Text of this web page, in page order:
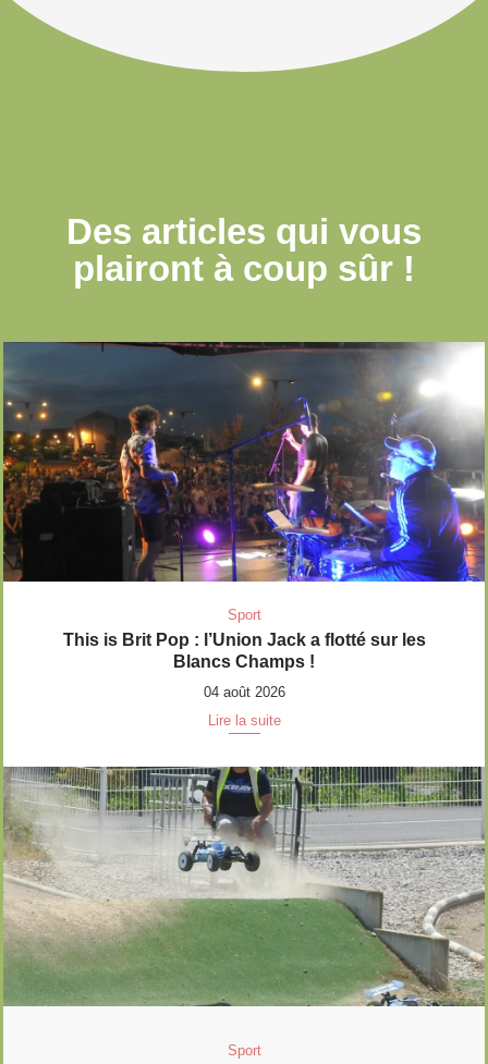
Des articles qui vous
plairont à coup sûr !
Sport
This is Brit Pop : l’Union Jack a flotté sur les
Blancs Champs !
04 août 2026
Lire la suite
Sport